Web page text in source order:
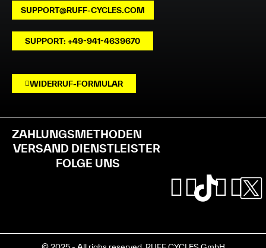
SUPPORT@RUFF-CYCLES.COM
SUPPORT: +49-941-4639670
WIDERRUF-FORMULAR
ZAHLUNGSMETHODEN
VERSAND DIENSTLEISTER
FOLGE UNS